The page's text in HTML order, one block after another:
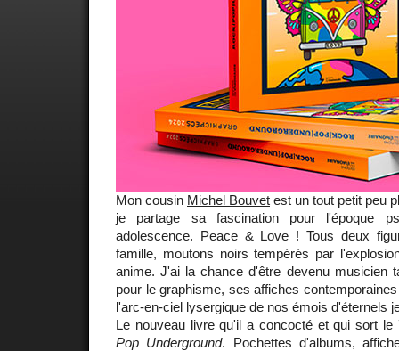
Mon cousin Michel Bouvet est un tout petit peu
je partage sa fascination pour l'époque
adolescence. Peace & Love ! Tous deux
famille, moutons noirs tempérés par
anime. J'ai la chance d'être devenu musicien
pour le graphisme, ses affiches
l'arc-en-ciel lysergique de nos émois d'éternels
Le nouveau livre qu'il a concocté et qui sort
Pop Underground. Pochettes d'albums,